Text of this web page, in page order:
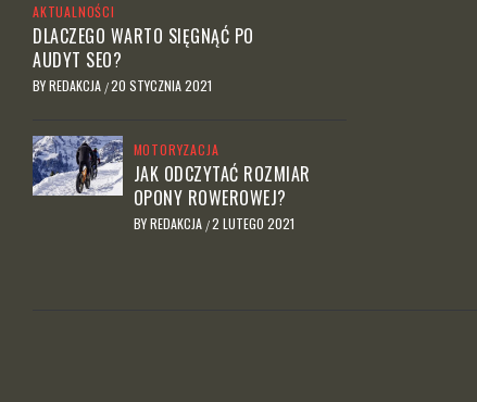
AKTUALNOŚCI
DLACZEGO WARTO SIĘGNĄĆ PO
AUDYT SEO?
BYREDAKCJA /20 STYCZNIA 2021
MOTORYZACJA
JAK ODCZYTAĆ ROZMIAR
OPONY ROWEROWEJ?
BY REDAKCJA /2 LUTEGO 2021